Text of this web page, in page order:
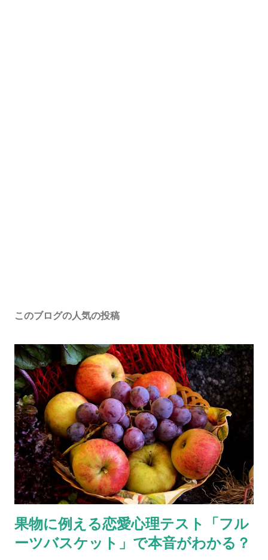
このブログの人気の投稿
果物に例える恋愛心理テスト「フル
ーツバスケット」で本音がわかる？